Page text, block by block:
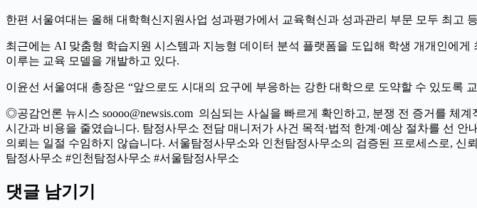
한편 서울여대는 올해 대학혁신지원사업 성과평가에서 교육혁신과 성과관리 부문 모두 최고
최근에는 AI 맞춤형 학습지원 시스템과 지능형 데이터 분석 플랫폼을 도입해 학생 개개인에
이루는 교육 모델을 개발하고 있다.
이윤선 서울여대 총장은 “앞으로도 시대의 요구에 부응하는 강한 대학으로 도약할 수 있도록
◎공감언론 뉴시스 soooo@newsis.com 의심되는 사실을 빠르게 확인하고, 분쟁 전 증거를 체
시간과 비용을 줄였습니다. 탐정사무소 전담 매니저가 사건 목적·법적 한계·예상 절차를 선
의뢰는 일절 수임하지 않습니다. 서울탐정사무소와 인천탐정사무소의 검증된 프로세스로,
탐정사무소 #인천탐정사무소 #서울탐정사무소
댓글 남기기